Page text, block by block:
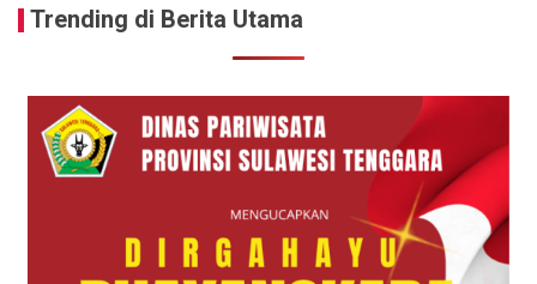
Trending di Berita Utama